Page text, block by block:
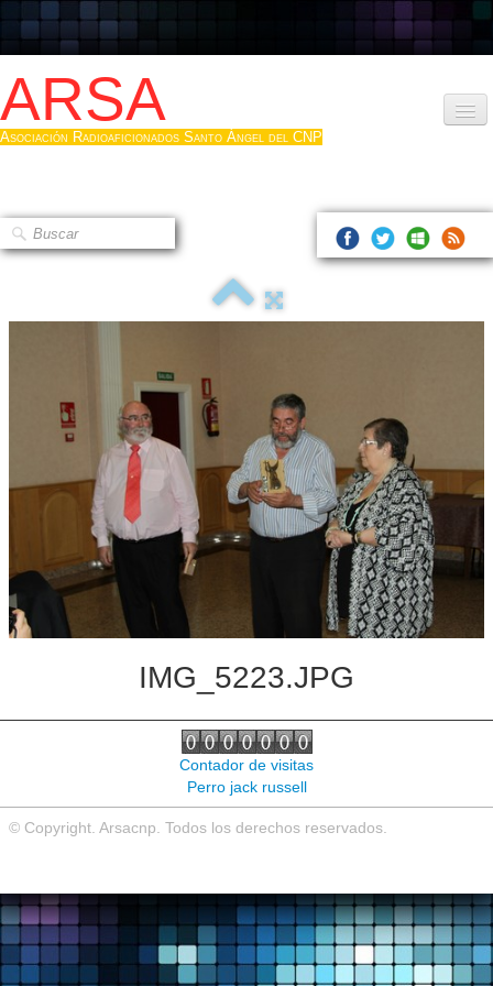
ARSA
Asociación Radioaficionados Santo Ángel del CNP
Que es la ARSA
Hacerse socio
Log diploma en Pdf
Fotos▼
Sistemas Digitales
Noticias de interés
Contacto
IMG_5223.JPG
Contador de visitas
Perro jack russell
© Copyright. Arsacnp. Todos los derechos reservados.